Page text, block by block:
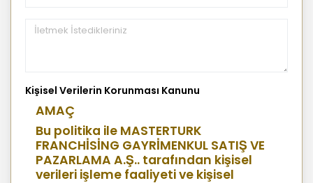
Kişisel Verilerin Korunması Kanunu
AMAÇ
Bu politika ile MASTERTURK
FRANCHİSİNG GAYRİMENKUL SATIŞ VE
PAZARLAMA A.Ş.. tarafından kişisel
verileri işleme faaliyeti ve kişisel